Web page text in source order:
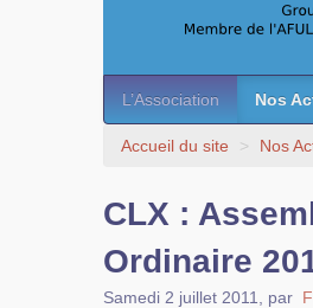
L’Association Nos
Accueil du site > Nos
CLX :
Ordinaire
Samedi 2 juillet 2011 par